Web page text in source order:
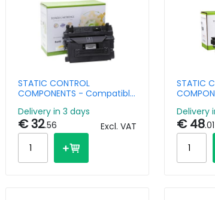
STATIC CONTROL
COMPONENTS - Compatible
Black 10k Pages
Delivery in 3 days
€ 32.56 Excl. VAT
STATIC
Black
Pages -
Delivery
€ 48.01